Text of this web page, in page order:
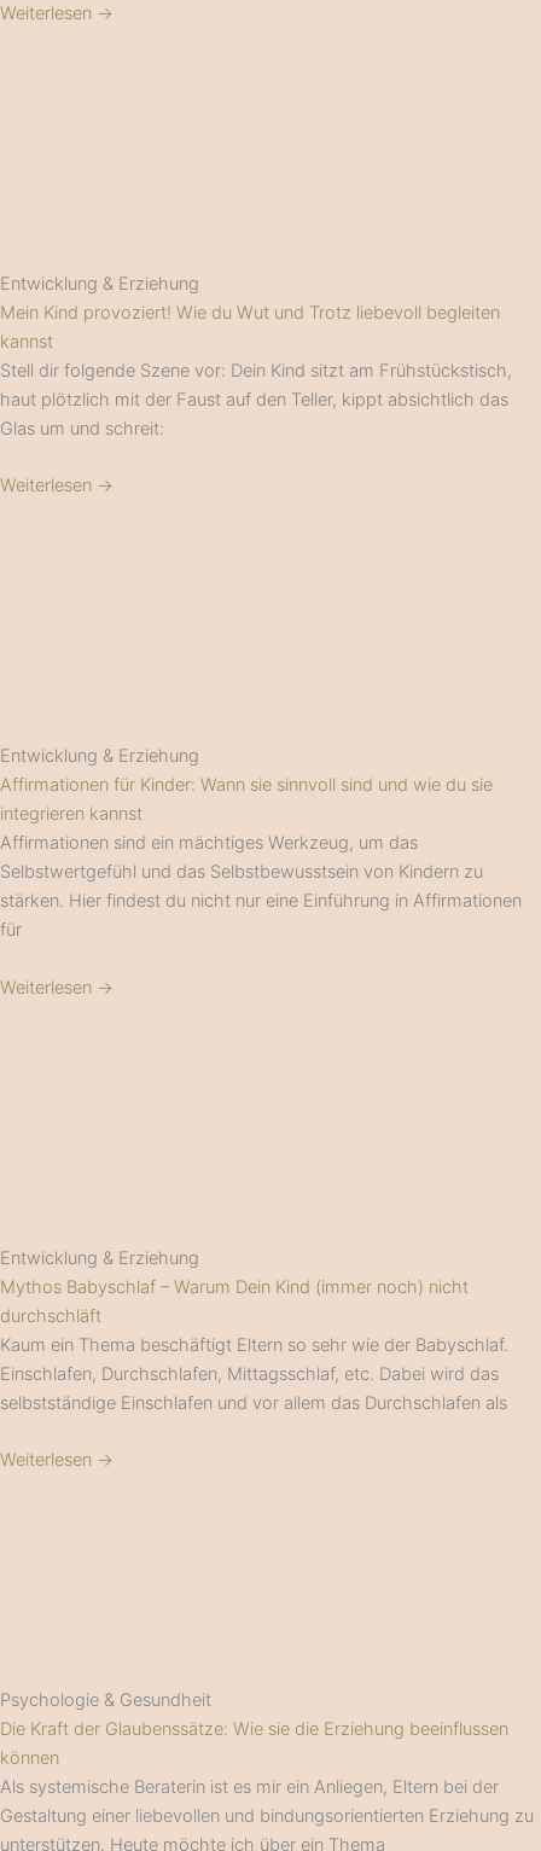
Weiterlesen →
Entwicklung & Erziehung
Mein Kind provoziert! Wie du Wut und Trotz liebevoll begleiten
kannst
Stell dir folgende Szene vor: Dein Kind sitzt am Frühstückstisch,
haut plötzlich mit der Faust auf den Teller, kippt absichtlich das
Glas um und schreit:
Weiterlesen →
Entwicklung & Erziehung
Affirmationen für Kinder: Wann sie sinnvoll sind und wie du sie
integrieren kannst
Affirmationen sind ein mächtiges Werkzeug, um das
Selbstwertgefühl und das Selbstbewusstsein von Kindern zu
stärken. Hier findest du nicht nur eine Einführung in Affirmationen
für
Weiterlesen →
Entwicklung & Erziehung
Mythos Babyschlaf – Warum Dein Kind (immer noch) nicht
durchschläft
Kaum ein Thema beschäftigt Eltern so sehr wie der Babyschlaf.
Einschlafen, Durchschlafen, Mittagsschlaf, etc. Dabei wird das
selbstständige Einschlafen und vor allem das Durchschlafen als
Weiterlesen →
Psychologie & Gesundheit
Die Kraft der Glaubenssätze: Wie sie die Erziehung beeinflussen
können
Als systemische Beraterin ist es mir ein Anliegen, Eltern bei der
Gestaltung einer liebevollen und bindungsorientierten Erziehung zu
unterstützen. Heute möchte ich über ein Thema